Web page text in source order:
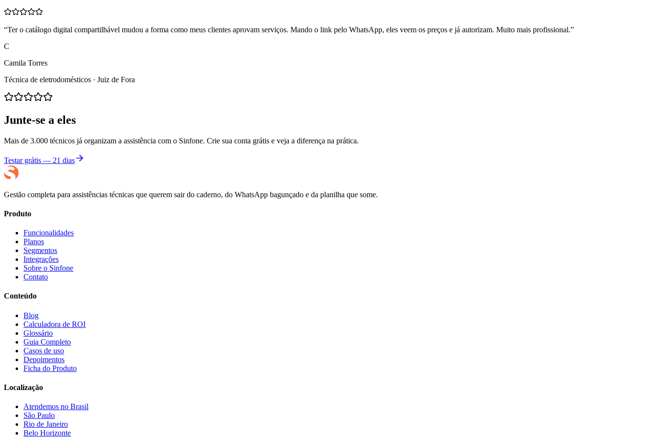
“Ter o catálogo digital compartilhável mudou a forma como meus clientes aprovam serviços. Mando o link pelo WhatsApp, eles veem os preços e já autorizam. Muito mais profissional.”
C
Camila Torres
Técnica de eletrodomésticos · Juiz de Fora
Junte-se a eles
Mais de 3.000 técnicos já organizam a assistência com o Sinfone. Crie sua conta grátis e veja a diferença na prática.
Testar grátis — 21 dias
Gestão completa para assistências técnicas que querem sair do caderno, do WhatsApp bagunçado e da planilha que some.
Produto
Funcionalidades
Planos
Segmentos
Integrações
Sobre o Sinfone
Contato
Conteúdo
Blog
Calculadora de ROI
Glossário
Guia Completo
Casos de uso
Depoimentos
Ficha do Produto
Localização
Atendemos no Brasil
São Paulo
Rio de Janeiro
Belo Horizonte